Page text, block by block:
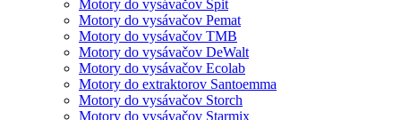
Motory do vysávačov Spit
Motory do vysávačov Pemat
Motory do vysávačov TMB
Motory do vysávačov DeWalt
Motory do vysávačov Ecolab
Motory do extraktorov Santoemma
Motory do vysávačov Storch
Motory do vysávačov Starmix